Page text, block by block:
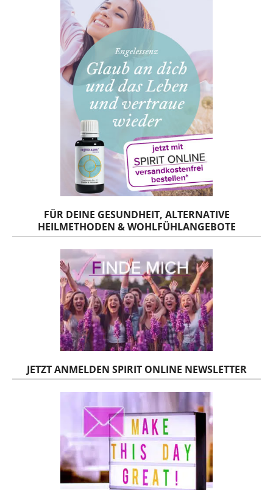
FÜR DEINE GESUNDHEIT, ALTERNATIVE
HEILMETHODEN & WOHLFÜHLANGEBOTE
JETZT ANMELDEN SPIRIT ONLINE NEWSLETTER